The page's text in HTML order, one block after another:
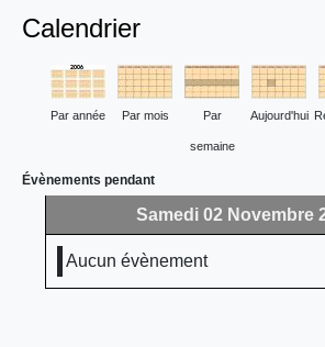
Calendrier
Par année Par mois Par
semaine
Aujourd'hui
Évènements pendant
Samedi 02 Novembre
Aucun évènement